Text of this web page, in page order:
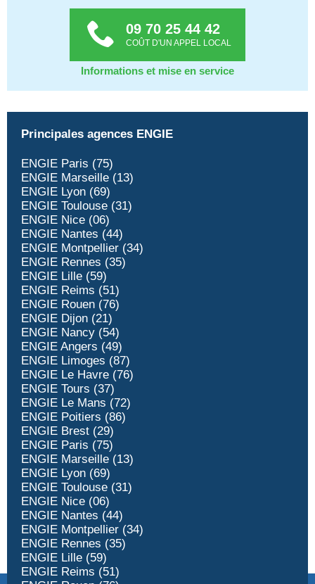
09 70 25 44 42
COÛT D'UN APPEL LOCAL
Informations et mise en service
Principales agences ENGIE
ENGIE Paris (75)
ENGIE Marseille (13)
ENGIE Lyon (69)
ENGIE Toulouse (31)
ENGIE Nice (06)
ENGIE Nantes (44)
ENGIE Montpellier (34)
ENGIE Rennes (35)
ENGIE Lille (59)
ENGIE Reims (51)
ENGIE Rouen (76)
ENGIE Dijon (21)
ENGIE Nancy (54)
ENGIE Angers (49)
ENGIE Limoges (87)
ENGIE Le Havre (76)
ENGIE Tours (37)
ENGIE Le Mans (72)
ENGIE Poitiers (86)
ENGIE Brest (29)
ENGIE Paris (75)
ENGIE Marseille (13)
ENGIE Lyon (69)
ENGIE Toulouse (31)
ENGIE Nice (06)
ENGIE Nantes (44)
ENGIE Montpellier (34)
ENGIE Rennes (35)
ENGIE Lille (59)
ENGIE Reims (51)